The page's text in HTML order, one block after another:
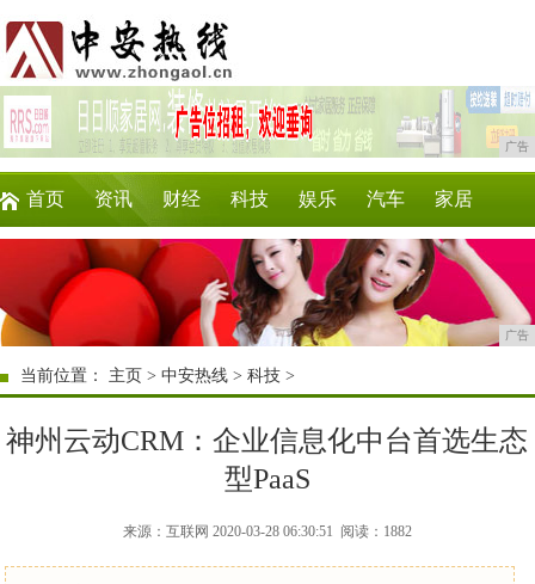
广告
首页 资讯 财经 科技 娱乐 汽车 家居
游戏 美食 商讯 时尚 微商
广告
当前位置： 主页 >中安热线 >科技 >
神州云动CRM：企业信息化中台首选生态
型PaaS
来源：互联网 2020-03-28 06:30:51 阅读：1882